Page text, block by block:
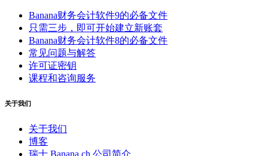
Banana财务会计软件9的必备文件
只需三步，即可开始建立新账套
Banana财务会计软件8的必备文件
常见问题与解答
许可证密钥
课程和咨询服务
关于我们
关于我们
博客
瑞士 Banana.ch 公司简介